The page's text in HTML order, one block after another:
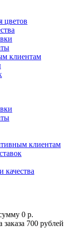
цветов
клиентам
клиентам
качества
0 р.
700 рублей